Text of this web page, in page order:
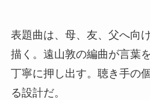
表題曲は、母、友、父へ向
描く。遠山敦の編曲が言葉
丁寧に押し出す。聴き手の
る設計だ。